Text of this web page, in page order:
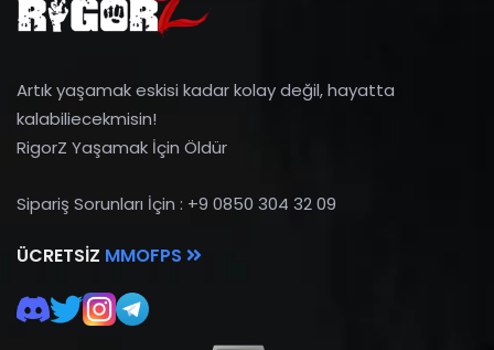
Artık yaşamak eskisi kadar kolay değil, hayatta
kalabiliecekmisin!
RigorZ Yaşamak İçin Öldür
Sipariş Sorunları İçin : +9 0850 304 32 09
ÜCRETSIZ MMOFPS